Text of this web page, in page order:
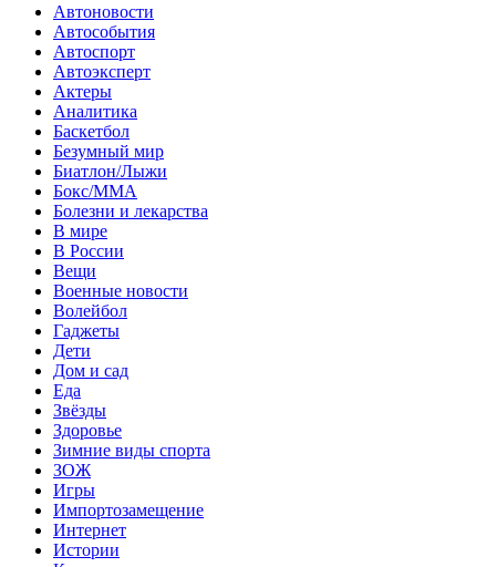
Автоновости
Автособытия
Автоспорт
Автоэксперт
Актеры
Аналитика
Баскетбол
Безумный мир
Биатлон/Лыжи
Бокс/MMA
Болезни и лекарства
В мире
В России
Вещи
Военные новости
Волейбол
Гаджеты
Дети
Дом и сад
Еда
Звёзды
Здоровье
Зимние виды спорта
ЗОЖ
Игры
Импортозамещение
Интернет
Истории